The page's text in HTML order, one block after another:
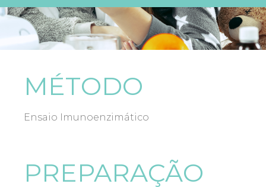
MÉTODO
Ensaio Imunoenzimático
PREPARAÇÃO